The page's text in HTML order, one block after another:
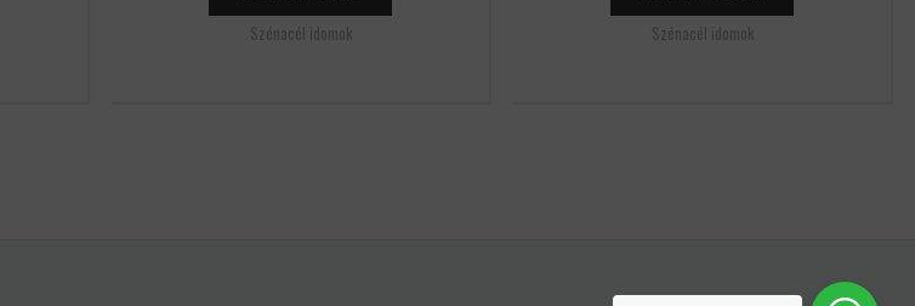
Szénacél idomok Szénacél idomok